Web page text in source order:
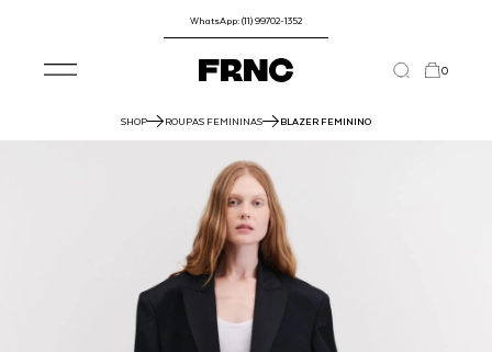
WhatsApp: (11) 99702-1352
0
SHOP ROUPAS FEMININAS BLAZER FEMININO